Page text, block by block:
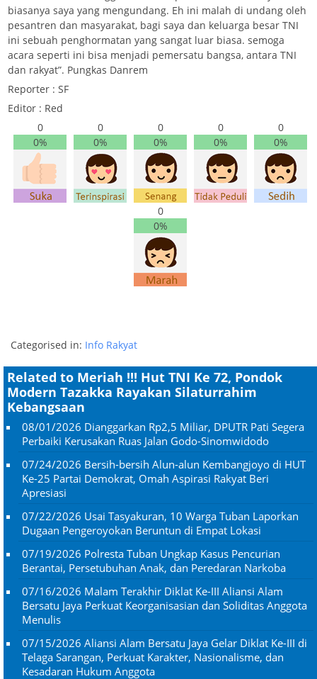
biasanya saya yang mengundang. Eh ini malah di undang oleh
pesantren dan masyarakat, bagi saya dan keluarga besar TNI
ini sebuah penghormatan yang sangat luar biasa. semoga
acara seperti ini bisa menjadi pemersatu bangsa, antara TNI
dan rakyat”. Pungkas Danrem
Reporter : SF
Editor : Red
0
0%
0
0%
0
0%
0
0%
0
0%
0
0%
Categorised in: Info Rakyat
Related to Meriah !!! Hut TNI Ke 72, Pondok
Modern Tazakka Rayakan Silaturrahim
Kebangsaan
08/01/2026 Dianggarkan Rp2,5 Miliar, DPUTR Pati Segera
Perbaiki Kerusakan Ruas Jalan Godo-Sinomwidodo
07/24/2026 Bersih-bersih Alun-alun Kembangjoyo di HUT
Ke-25 Partai Demokrat, Omah Aspirasi Rakyat Beri
Apresiasi
07/22/2026 Usai Tasyakuran, 10 Warga Tuban Laporkan
Dugaan Pengeroyokan Beruntun di Empat Lokasi
07/19/2026 Polresta Tuban Ungkap Kasus Pencurian
Berantai, Persetubuhan Anak, dan Peredaran Narkoba
07/16/2026 Malam Terakhir Diklat Ke-III Aliansi Alam
Bersatu Jaya Perkuat Keorganisasian dan Soliditas Anggota
Menulis
07/15/2026 Aliansi Alam Bersatu Jaya Gelar Diklat Ke-III di
Telaga Sarangan, Perkuat Karakter, Nasionalisme, dan
Kesadaran Hukum Anggota